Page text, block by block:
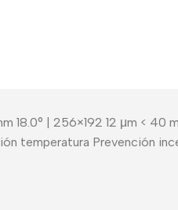
18.0° | 256×192 12 μm < 40
temperatura Prevención